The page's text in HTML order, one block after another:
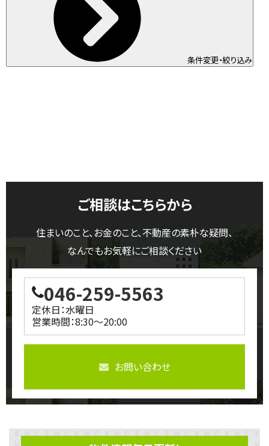
条件変更・絞り込み
ご相談はこちらから
住まいのこと、お金のこと、不動産の素朴な疑問、
なんでもお気軽にご相談ください
046-259-5563
定休日：水曜日
営業時間：8:30～20:00
お問い合わせ